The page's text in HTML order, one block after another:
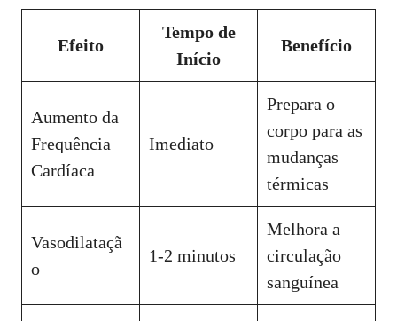
Efeito
Tempo de
Início
Benefício
Aumento da
Frequência
Cardíaca
Imediato
Prepara o
corpo para as
mudanças
térmicas
Vasodilataçã
o
1-2 minutos
Melhora a
circulação
sanguínea